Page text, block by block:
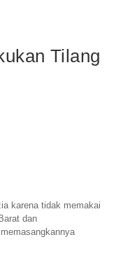
Tilang
karena tidak memakai
dan